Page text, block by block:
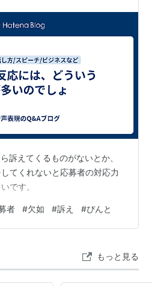
訴えてくるものがないとか、
てくれないと応募者の対応力
です。
者 #欠如 #訴え #ぴんと
もっと見る